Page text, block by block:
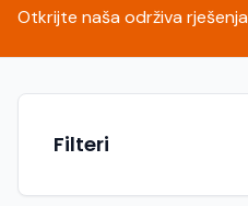
Otkrijte naša održiva rješenja
Filteri